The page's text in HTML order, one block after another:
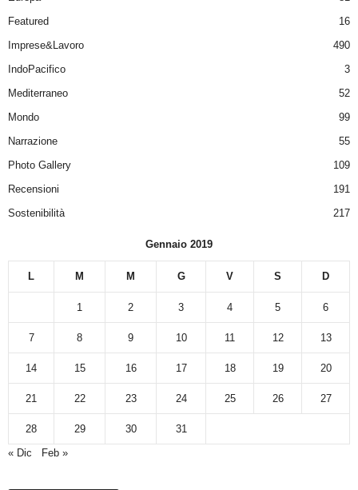
Featured
16
Imprese&Lavoro
490
IndoPacifico
3
Mediterraneo
52
Mondo
99
Narrazione
55
Photo Gallery
109
Recensioni
191
Sostenibilità
217
Gennaio 2019
L M M G V S D
1 2 3 4 5 6
7 8 9 10 11 12 13
14 15 16 17 18 19 20
21 22 23 24 25 26 27
28 29 30
31
« Dic
Feb »